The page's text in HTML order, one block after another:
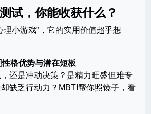
试，你能收获什么？
理小游戏”，它的实用价值超乎想
格优势与潜在短板
还是冲动决策？是精力旺盛但难专
缺乏行动力？MBTI帮你照镜子，看